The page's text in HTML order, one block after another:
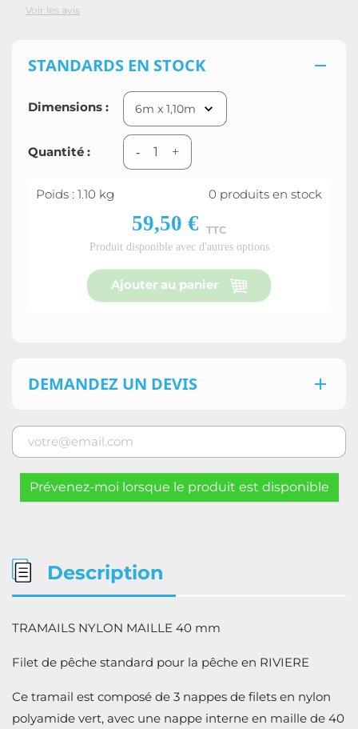
Voir les avis
STANDARDS EN STOCK 
Dimensions :
Quantité : - +
Poids : 1.10 kg 0 produits en stock
59,50 € TTC
Produit disponible avec d'autres options
Ajouter au panier
DEMANDEZ UN DEVIS 
Prévenez-moi lorsque le produit est disponible
Description
TRAMAILS NYLON MAILLE 40 mm
Filet de pêche standard pour la pêche en RIVIERE
Ce tramail est composé de 3 nappes de filets en nylon
polyamide vert, avec une nappe interne en maille de 40